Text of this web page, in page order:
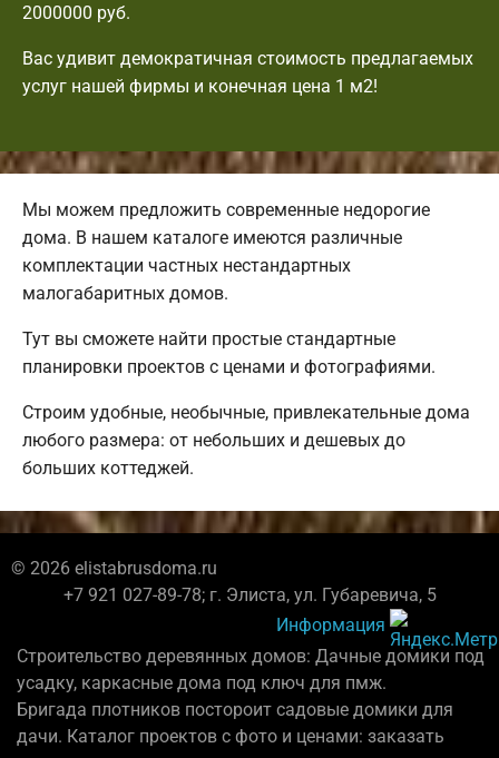
2000000 руб.
Вас удивит демократичная стоимость предлагаемых
услуг нашей фирмы и конечная цена 1 м2!
Мы можем предложить современные недорогие
дома. В нашем каталоге имеются различные
комплектации частных нестандартных
малогабаритных домов.
Тут вы сможете найти простые стандартные
планировки проектов с ценами и фотографиями.
Строим удобные, необычные, привлекательные дома
любого размера: от небольших и дешевых до
больших коттеджей.
© 2026 elistabrusdoma.ru
+7 921 027-89-78; г. Элиста, ул. Губаревича, 5
Информация
Строительство деревянных домов: Дачные домики под
усадку, каркасные дома под ключ для пмж.
Бригада плотников постороит садовые домики для
дачи. Каталог проектов с фото и ценами: заказать